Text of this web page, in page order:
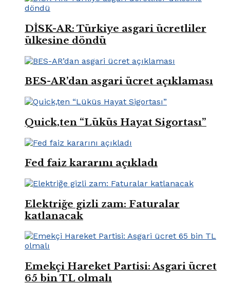
DİSK-AR: Türkiye asgari ücretliler
ülkesine döndü
BES-AR’dan asgari ücret açıklaması
Quick,ten “Lüküs Hayat Sigortası”
Fed faiz kararını açıkladı
Elektriğe gizli zam: Faturalar
katlanacak
Emekçi Hareket Partisi: Asgari ücret
65 bin TL olmalı